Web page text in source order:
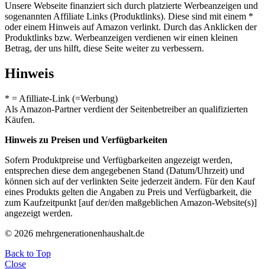
Unsere Webseite finanziert sich durch platzierte Werbeanzeigen und
sogenannten Affiliate Links (Produktlinks). Diese sind mit einem *
oder einem Hinweis auf Amazon verlinkt. Durch das Anklicken der
Produktlinks bzw. Werbeanzeigen verdienen wir einen kleinen
Betrag, der uns hilft, diese Seite weiter zu verbessern.
Hinweis
* = Afilliate-Link (=Werbung)
Als Amazon-Partner verdient der Seitenbetreiber an qualifizierten
Käufen.
Hinweis zu Preisen und Verfügbarkeiten
Sofern Produktpreise und Verfügbarkeiten angezeigt werden,
entsprechen diese dem angegebenen Stand (Datum/Uhrzeit) und
können sich auf der verlinkten Seite jederzeit ändern. Für den Kauf
eines Produkts gelten die Angaben zu Preis und Verfügbarkeit, die
zum Kaufzeitpunkt [auf der/den maßgeblichen Amazon-Website(s)]
angezeigt werden.
© 2026 mehrgenerationenhaushalt.de
Back to Top
Close